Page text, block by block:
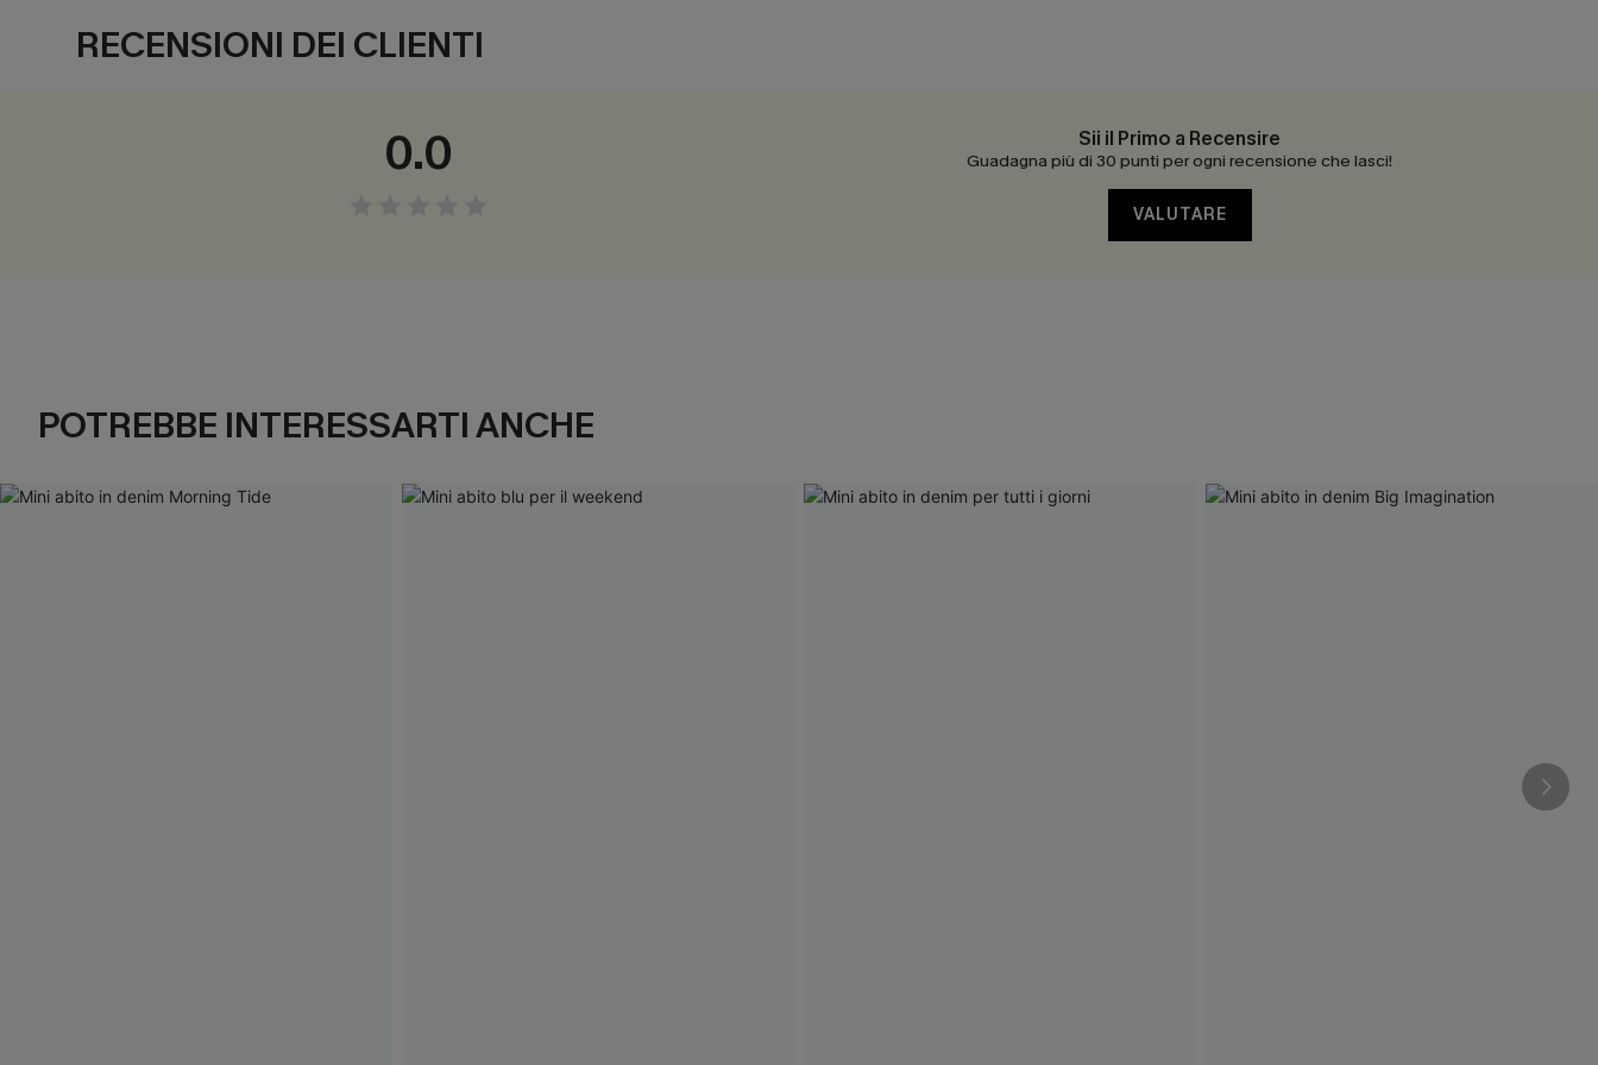
RECENSIONI DEI CLIENTI
0.0 Sii il Primo a Recensire
Guadagna più di 30 punti per ogni recensione che lasci!
VALUTARE
POTREBBE INTERESSARTI ANCHE